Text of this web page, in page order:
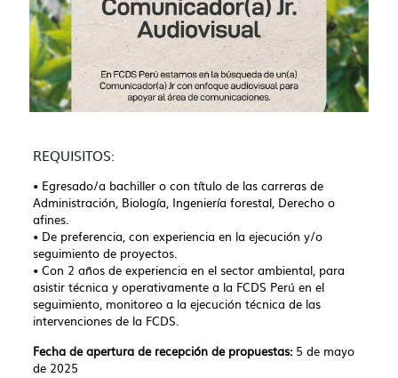
REQUISITOS:
•⁠ ⁠Egresado/a bachiller o con título de las carreras de
Administración, Biología, Ingeniería forestal, Derecho o
afines.
•⁠ ⁠De preferencia, con experiencia en la ejecución y/o
seguimiento de proyectos.
•⁠ ⁠Con 2 años de experiencia en el sector ambiental, para
asistir técnica y operativamente a la FCDS Perú en el
seguimiento, monitoreo a la ejecución técnica de las
intervenciones de la FCDS.
Fecha de apertura de recepción de propuestas:5 de mayo
de 2025